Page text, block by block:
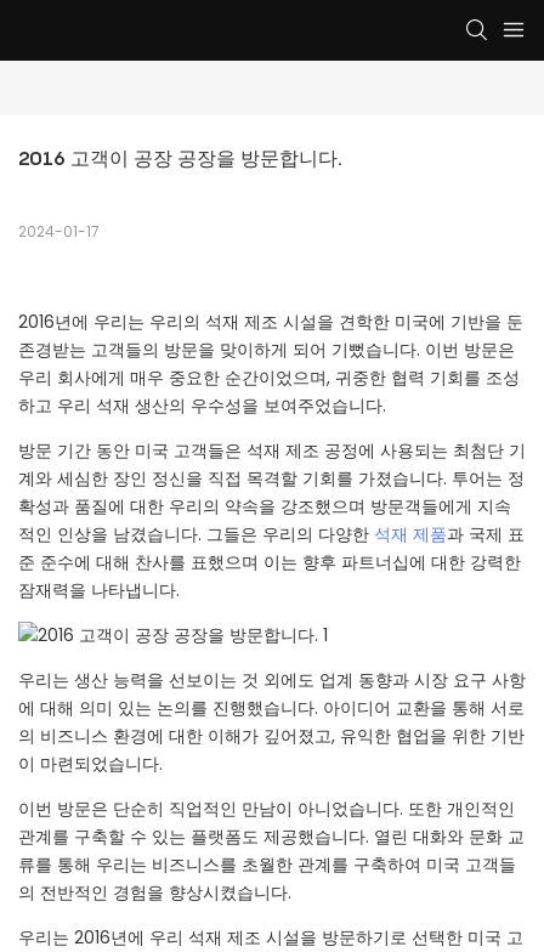
2016 고객이 공장 공장을 방문합니다.
2024-01-17
2016년에 우리는 우리의 석재 제조 시설을 견학한 미국에 기반을 둔
존경받는 고객들의 방문을 맞이하게 되어 기뻤습니다. 이번 방문은
우리 회사에게 매우 중요한 순간이었으며, 귀중한 협력 기회를 조성
하고 우리 석재 생산의 우수성을 보여주었습니다.
방문 기간 동안 미국 고객들은 석재 제조 공정에 사용되는 최첨단 기
계와 세심한 장인 정신을 직접 목격할 기회를 가졌습니다. 투어는 정
확성과 품질에 대한 우리의 약속을 강조했으며 방문객들에게 지속
적인 인상을 남겼습니다. 그들은 우리의 다양한 석재 제품과 국제 표
준 준수에 대해 찬사를 표했으며 이는 향후 파트너십에 대한 강력한
잠재력을 나타냅니다.
우리는 생산 능력을 선보이는 것 외에도 업계 동향과 시장 요구 사항
에 대해 의미 있는 논의를 진행했습니다. 아이디어 교환을 통해 서로
의 비즈니스 환경에 대한 이해가 깊어졌고, 유익한 협업을 위한 기반
이 마련되었습니다.
이번 방문은 단순히 직업적인 만남이 아니었습니다. 또한 개인적인
관계를 구축할 수 있는 플랫폼도 제공했습니다. 열린 대화와 문화 교
류를 통해 우리는 비즈니스를 초월한 관계를 구축하여 미국 고객들
의 전반적인 경험을 향상시켰습니다.
우리는 2016년에 우리 석재 제조 시설을 방문하기로 선택한 미국 고